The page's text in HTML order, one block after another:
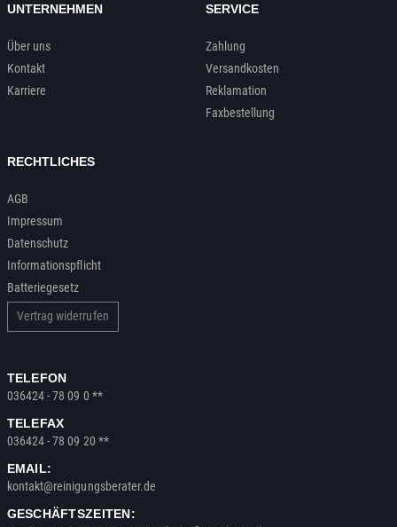
UNTERNEHMEN
Über uns
Kontakt
Karriere
SERVICE
Zahlung
Versandkosten
Reklamation
Faxbestellung
RECHTLICHES
AGB
Impressum
Datenschutz
Informationspflicht
Batteriegesetz
Vertrag widerrufen
TELEFON
036424 - 78 09 0 **
TELEFAX
036424 - 78 09 20 **
EMAIL:
kontakt@reinigungsberater.de
GESCHÄFTSZEITEN: